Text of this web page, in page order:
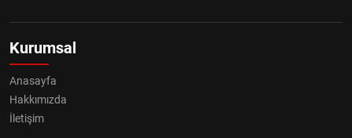
Kurumsal
Anasayfa
Hakkımızda
İletişim